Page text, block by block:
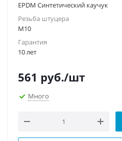
EPDM Синтетический каучук
Резьба штуцера
М10
Гарантия
10 лет
561 руб./шт
Много